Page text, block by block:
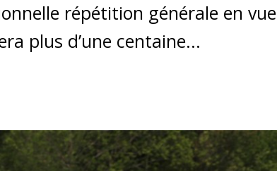
répétition générale en vue
plus d’une centaine...